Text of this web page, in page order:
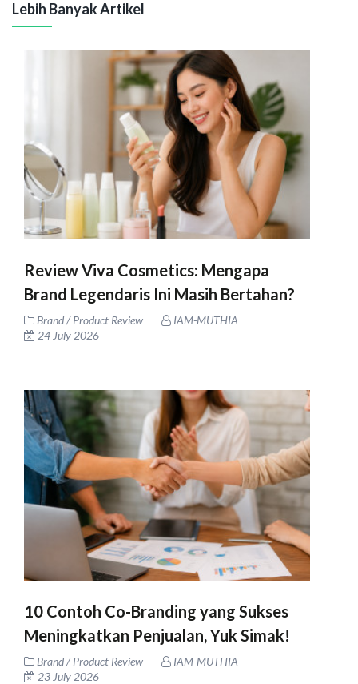
Lebih Banyak Artikel
Review Viva Cosmetics: Mengapa
Brand Legendaris Ini Masih Bertahan?
Brand / Product Review
IAM-MUTHIA
24 July 2026
10 Contoh Co-Branding yang Sukses
Meningkatkan Penjualan, Yuk Simak!
Brand / Product Review
IAM-MUTHIA
23 July 2026